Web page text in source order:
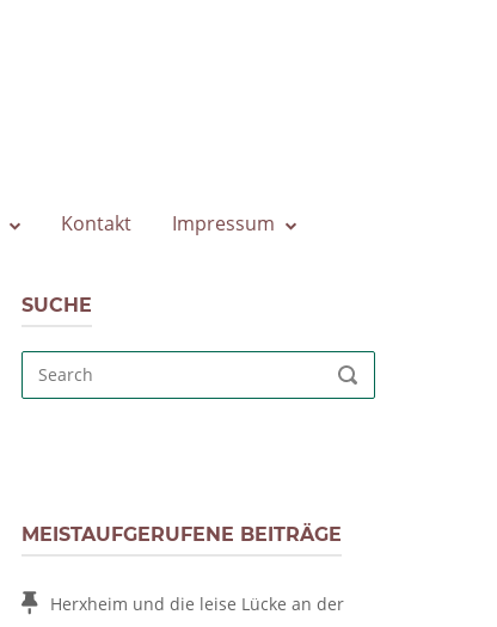
Kontakt Impressum
SUCHE
Search
for:
SEARCH
MEISTAUFGERUFENE BEITRÄGE
Herxheim und die leise Lücke an der